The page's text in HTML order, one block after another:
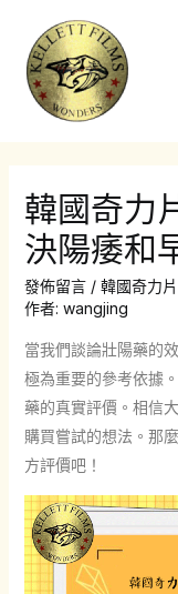
韓國奇力
決陽痿和
發佈留言 / 韓國奇力
作者: wangjing
當我們談論壯陽藥的
極為重要的參考依據
藥的真實評價。相信
購買嘗試的想法。那
方評價吧！